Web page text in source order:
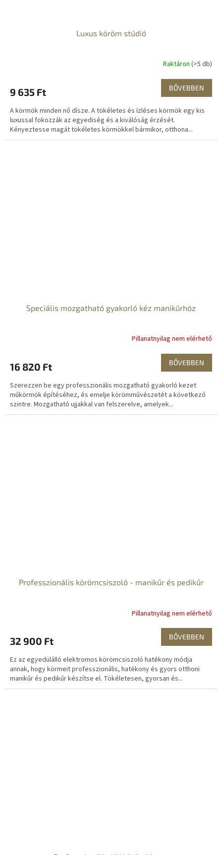
Luxus köröm stúdió
Raktáron (>5 db)
9 635 Ft BŐVEBBEN
A körmök minden nő dísze. A tökéletes és ízléses körmök egy kis
luxussal fokozzák az egyediség és a kiválóság érzését.
Kényeztesse magát tökéletes körmökkel bármikor, otthona...
Speciális mozgatható gyakorló kéz manikűrhöz
Pillanatnyilag nem elérhető
16 820 Ft BŐVEBBEN
Szerezzen be egy professzionális mozgatható gyakorló kezet
műkörmök építéséhez, és emelje körömművészetét a következő
szintre. Mozgatható ujjakkal van felszerelve, amelyek...
Professzionális körömcsiszoló - manikűr és pedikűr
Pillanatnyilag nem elérhető
32 900 Ft BŐVEBBEN
Ez az egyedülálló elektromos körömcsiszoló hatékony módja
annak, hogy körmeit professzionális, hatékony és gyors otthoni
manikűr és pedikűr készítse el. Tökéletesen, gyorsan és...